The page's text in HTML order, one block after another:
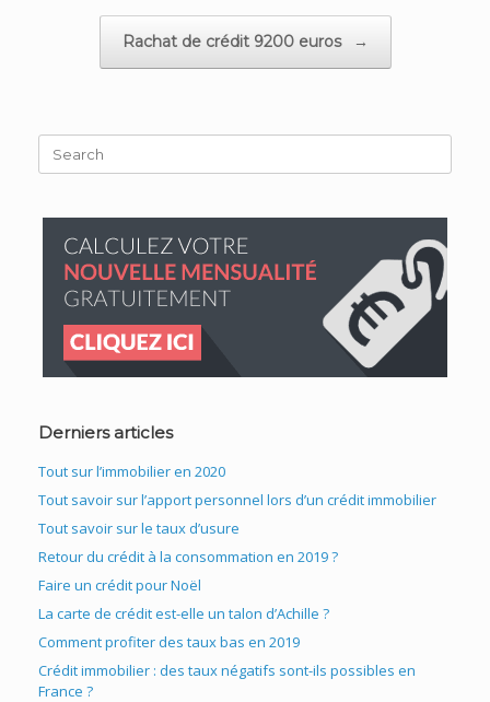
Rachat de crédit 9200 euros →
for:
Derniers articles
Tout sur l’immobilier en 2020
Tout savoir sur l’apport personnel lors d’un crédit immobilier
Tout savoir sur le taux d’usure
Retour du crédit à la consommation en 2019 ?
Faire un crédit pour Noël
La carte de crédit est-elle un talon d’Achille ?
Comment profiter des taux bas en 2019
Crédit immobilier : des taux négatifs sont-ils possibles en
France ?